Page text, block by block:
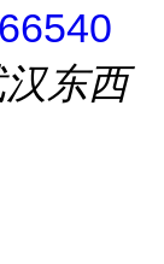
东西